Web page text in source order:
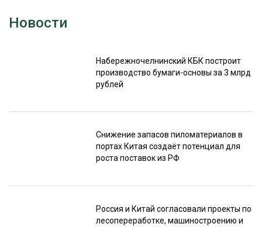
Новости
Набережночелнинский КБК построит
производство бумаги-основы за 3 млрд
рублей
Снижение запасов пиломатериалов в
портах Китая создаёт потенциал для
роста поставок из РФ
Россия и Китай согласовали проекты по
лесопереработке, машиностроению и